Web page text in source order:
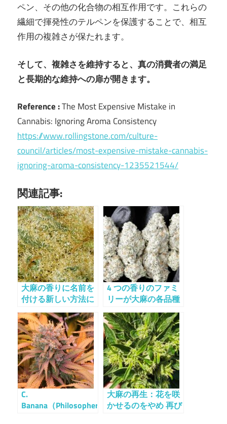
ペン、その他の化合物の相互作用です。これらの
繊細で揮発性のテルペンを保護することで、相互
作用の複雑さが保たれます。
そして、複雑さを維持すると、真の消費者の満足
と長期的な維持への扉が開きます。
Reference :The Most Expensive Mistake in
Cannabis: Ignoring Aroma Consistency
https://www.rollingstone.com/culture-
council/articles/most-expensive-mistake-cannabis-
ignoring-aroma-consistency-1235521544/
関連記事:
大麻の香りに名前を
付ける新しい方法に
向けて
4 つの香りのファミ
リーが大麻の各品種
を定義します
C.
Banana（Philosopher
大麻の再生：花を咲
かせるのをやめ 再び